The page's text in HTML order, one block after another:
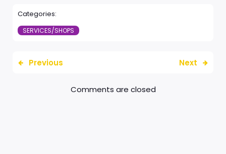
Categories:
SERVICES/SHOPS
Previous Next
Comments are closed